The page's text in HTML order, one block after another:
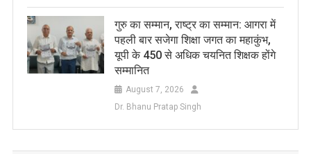
​गुरु का सम्मान, राष्ट्र का सम्मान: आगरा में
पहली बार सजेगा शिक्षा जगत का महाकुंभ,
यूपी के 450 से अधिक चयनित शिक्षक होंगे
सम्मानित
August 7, 2026
Dr. Bhanu Pratap Singh